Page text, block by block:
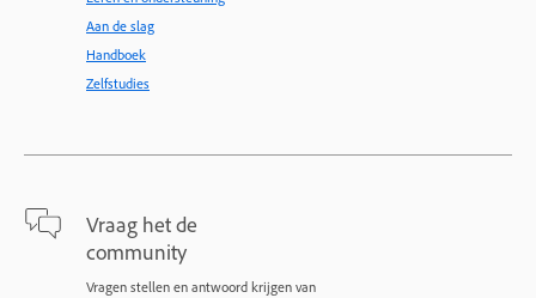
Aan de slag
Handboek
Zelfstudies
Vraag het de
community
Vragen stellen en antwoord krijgen van